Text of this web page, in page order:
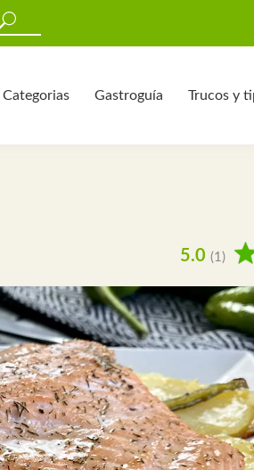
Categorias Gastroguía Trucos y
5.0 (1)